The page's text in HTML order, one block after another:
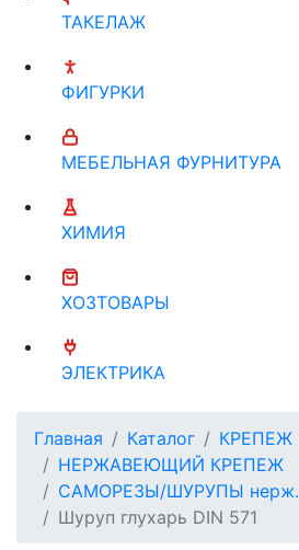
ТАКЕЛАЖ
ФИГУРКИ
МЕБЕЛЬНАЯ ФУРНИТУРА
ХИМИЯ
ХОЗТОВАРЫ
ЭЛЕКТРИКА
Главная Каталог
КРЕПЕЖ
НЕРЖАВЕЮЩИЙ КРЕПЕЖ
САМОРЕЗЫ/ШУРУПЫ нерж.
Шуруп глухарь DIN 571